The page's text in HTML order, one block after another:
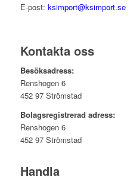
E-post: ksimport@ksimport.se
Kontakta oss
Besöksadress:
Renshogen 6
452 97 Strömstad
Bolagsregistrerad adress:
Renshogen 6
452 97 Strömstad
Handla